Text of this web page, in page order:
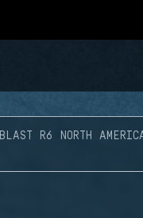
BLAST R6 NORTH